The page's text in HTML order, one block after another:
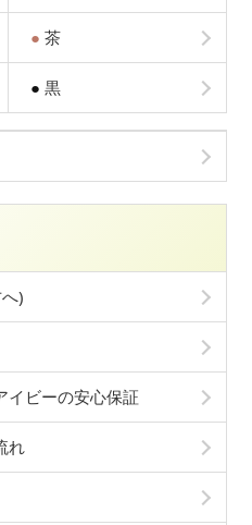
● 茶
● 黒
)
イビーの安心保証
れ